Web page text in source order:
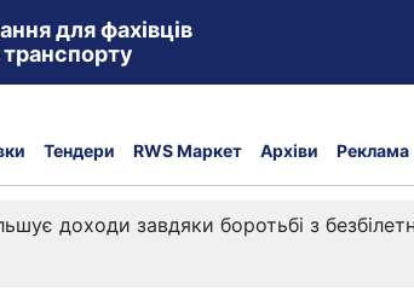
для фахівців
транспорту
Тендери RWS Маркет Архіви Реклама
доходи завдяки боротьбі з